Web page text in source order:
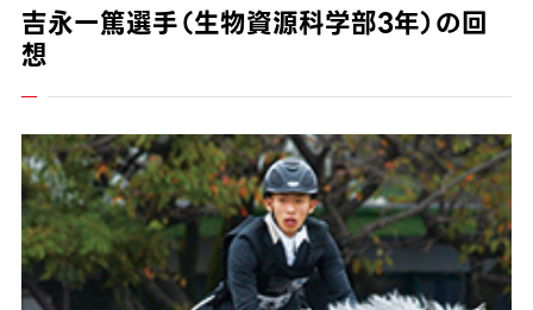
吉永一篤選手（生物資源科学部3年）の回
想